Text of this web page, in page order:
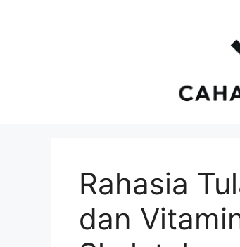
Rahasia
dan